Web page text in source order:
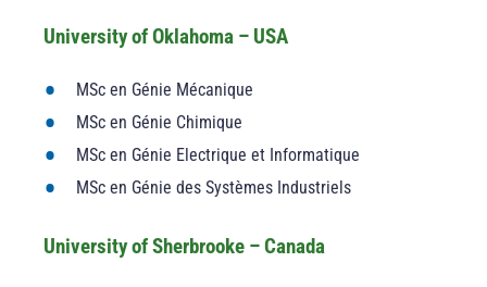
University of Oklahoma – USA
MSc en Génie Mécanique
MSc en Génie Chimique
MSc en Génie Electrique et Informatique
MSc en Génie des Systèmes Industriels
University of Sherbrooke – Canada